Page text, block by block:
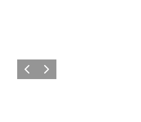
Vorherige Folie
Nächste Folie